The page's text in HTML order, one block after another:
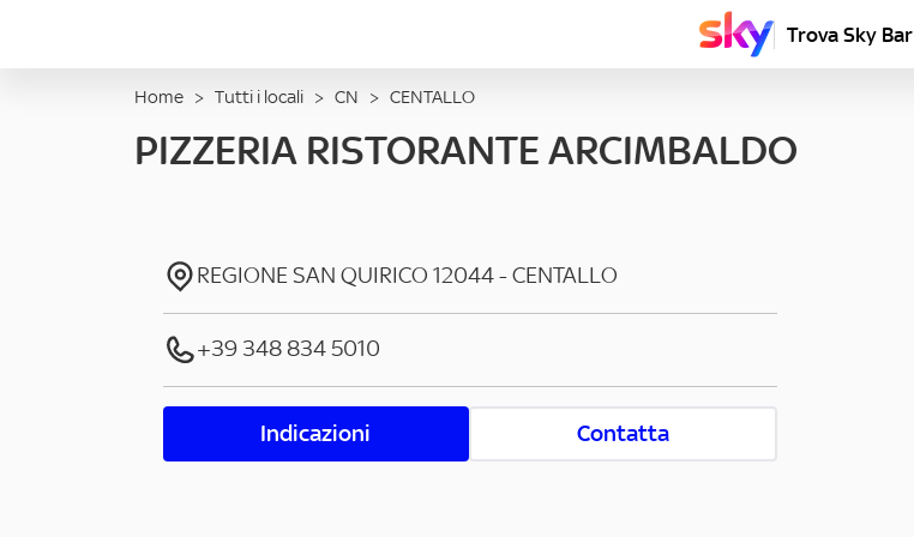
Trova Sky Bar
Home > Tutti i locali > CN > CENTALLO
PIZZERIA RISTORANTE ARCIMBALDO
REGIONE SAN QUIRICO 12044-CENTALLO
+39 348 834 5010
Indicazioni Contatta